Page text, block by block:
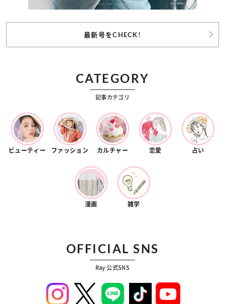
最新号をCHECK!
CATEGORY
記事カテゴリ
ビューティー ファッション カルチャー 恋愛 占い
漫画 雑学
OFFICIAL SNS
Ray 公式SNS